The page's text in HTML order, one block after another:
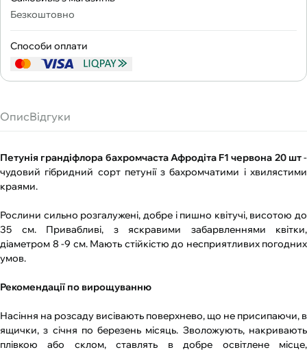
Безкоштовно
Способи оплати
ОписВідгуки
Петунія грандіфлора бахромчаста Афродіта F1 червона 20 шт-
чудовий гібридний сорт петунії з бахромчатими і хвилястими
краями.
Рослини сильно розгалужені, добре і пишно квітучі, висотою до
35 см. Привабливі, з яскравими забарвленнями квітки,
діаметром 8 -9 см. Мають стійкістю до несприятливих погодних
умов.
Рекомендації по вирощуванню
Насіння на розсаду висівають поверхнево, що не присипаючи, в
ящички, з січня по березень місяць. Зволожують, накривають
плівкою або склом, ставлять в добре освітлене місце,